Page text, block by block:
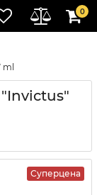
0
Суперцена